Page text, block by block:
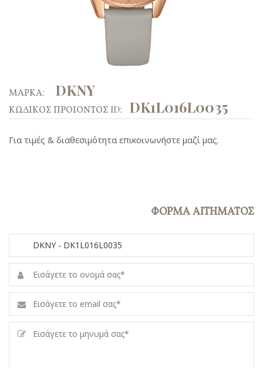
ΜΑΡΚΑ: DKNY
ΚΩΔΙΚΟΣ ΠΡΟΙΟΝΤΟΣ ID: DK1L016L0035
Για τιμές & διαθεσιμότητα επικοινωνήστε μαζί μας.
ΦΟΡΜΑ ΑΙΤΗΜΑΤΟΣ